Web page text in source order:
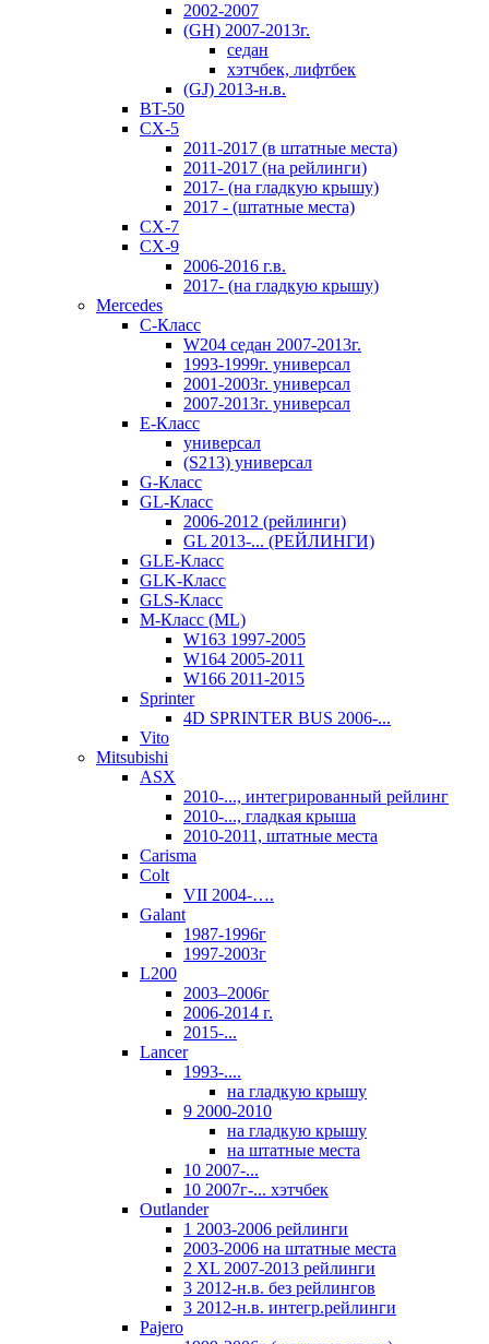
2002-2007
(GH) 2007-2013г.
седан
хэтчбек, лифтбек
(GJ) 2013-н.в.
BT-50
CX-5
2011-2017 (в штатные места)
2011-2017 (на рейлинги)
2017- (на гладкую крышу)
2017 - (штатные места)
CX-7
CX-9
2006-2016 г.в.
2017- (на гладкую крышу)
Mercedes
C-Класс
W204 седан 2007-2013г.
1993-1999г. универсал
2001-2003г. универсал
2007-2013г. универсал
E-Класс
универсал
(S213) универсал
G-Класс
GL-Класс
2006-2012 (рейлинги)
GL 2013-... (РЕЙЛИНГИ)
GLE-Класс
GLK-Класс
GLS-Класс
M-Класс (ML)
W163 1997-2005
W164 2005-2011
W166 2011-2015
Sprinter
4D SPRINTER BUS 2006-...
Vito
Mitsubishi
ASX
2010-..., интегрированный рейлинг
2010-..., гладкая крыша
2010-2011, штатные места
Carisma
Colt
VII 2004-….
Galant
1987-1996г
1997-2003г
L200
2003–2006г
2006-2014 г.
2015-...
Lancer
1993-....
на гладкую крышу
9 2000-2010
на гладкую крышу
на штатные места
10 2007-...
10 2007г-... хэтчбек
Outlander
1 2003-2006 рейлинги
2003-2006 на штатные места
2 XL 2007-2013 рейлинги
3 2012-н.в. без рейлингов
3 2012-н.в. интегр.рейлинги
Pajero